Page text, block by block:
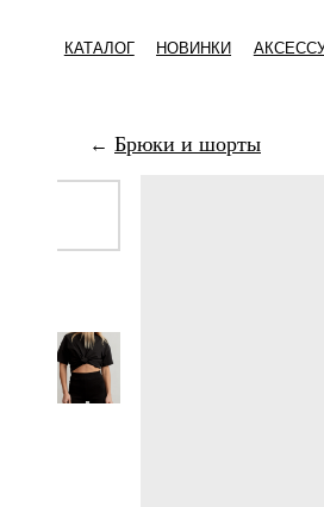
КАТАЛОГ НОВИНКИ АКСЕССУАРЫ
← Брюки и шорты